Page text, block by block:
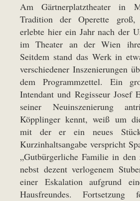
Am Gärtnerplatztheater in
Tradition der Operette
erlebte hier ein Jahr nach der
im Theater an der Wien ihre
Seitdem stand das Werk in
verschiedener Inszenierungen
dem Programmzettel. Ein
Intendant und Regisseur Josef
seiner Neuinszenierung
Köpplinger kennt, weiß um
mit der er ein neues
Kurzinhaltsangabe verspricht
„Gutbürgerliche Familie in den
nebst dezent verlogenem
einer Eskalation aufgrund
Hausfreundes.